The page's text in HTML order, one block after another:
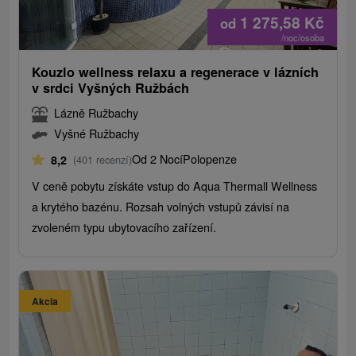
od 1 275,58 Kč
/noc/osoba
Kouzlo wellness relaxu a regenerace v lázních
v srdci Vyšných Ružbách
Lázně Ružbachy
Vyšné Ružbachy
8,2 (401 recenzí)Od 2 NocíPolopenze
V ceně pobytu získáte vstup do Aqua Thermall Wellness
a krytého bazénu. Rozsah volných vstupů závisí na
zvoleném typu ubytovacího zařízení.
Akcia